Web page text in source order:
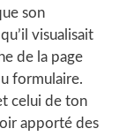
son
visualisait
de la page
formulaire.
celui de ton
apporté des